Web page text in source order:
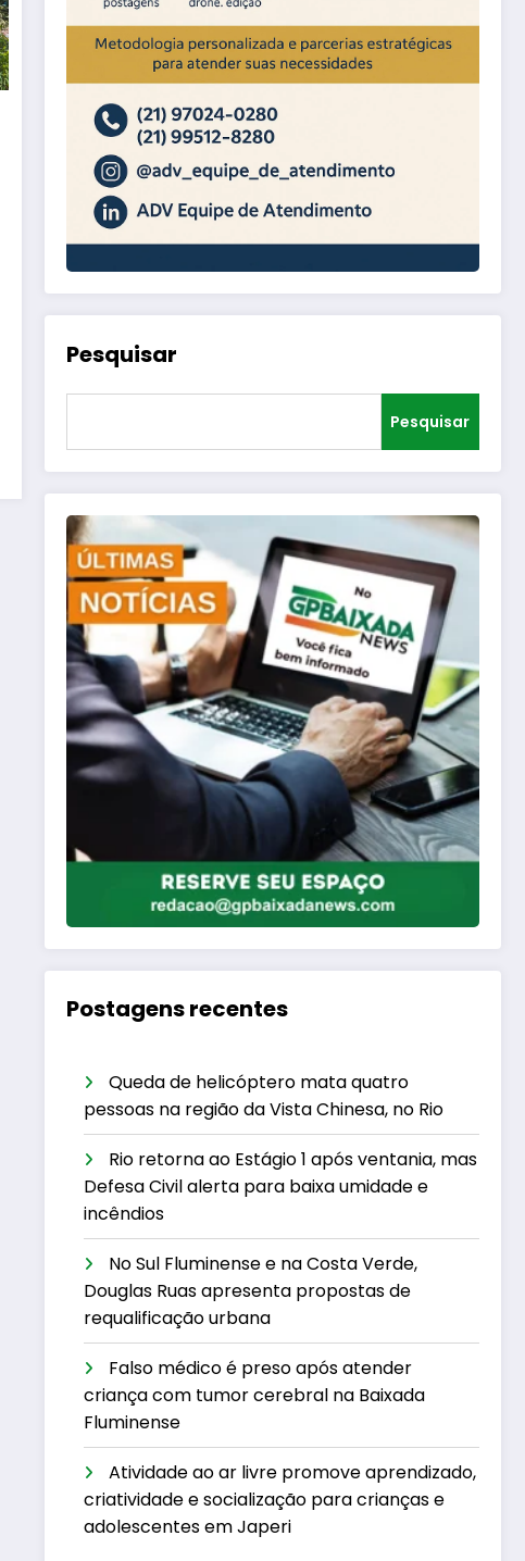
Pesquisar
Pesquisar
Postagens recentes
Queda de helicóptero mata quatro
pessoas na região da Vista Chinesa, no Rio
Rio retorna ao Estágio 1 após ventania, mas
Defesa Civil alerta para baixa umidade e
incêndios
No Sul Fluminense e na Costa Verde,
Douglas Ruas apresenta propostas de
requalificação urbana
Falso médico é preso após atender
criança com tumor cerebral na Baixada
Fluminense
Atividade ao ar livre promove aprendizado,
criatividade e socialização para crianças e
adolescentes em Japeri